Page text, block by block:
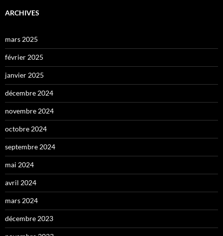
ARCHIVES
mars 2025
février 2025
janvier 2025
décembre 2024
novembre 2024
octobre 2024
septembre 2024
mai 2024
avril 2024
mars 2024
décembre 2023